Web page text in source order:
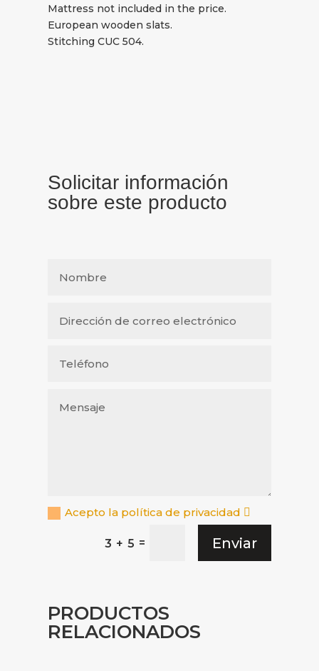
Mattress not included in the price.
European wooden slats.
Stitching CUC 504.
Solicitar información
sobre este producto
Acepto la política de privacidad
3 + 5 = Enviar
PRODUCTOS
RELACIONADOS